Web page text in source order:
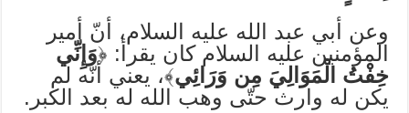
وعن أبي عبد الله عليه السلام، أنّ أمير
المؤمنين عليه السلام كان يقرأ: ﴿وَإِنِّي
خِفْتُ الْمَوَالِيَ مِن وَرَائِي﴾، يعني أنّه لم
يكن له وارث حتّى وهب الله له بعد الكبر.